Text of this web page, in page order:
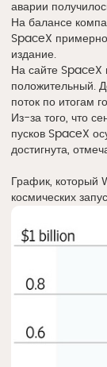
аварии
На балансе
SpaceX примерно
издание.
На сайте SpaceX
положительный.
поток по итогам
Из-за того, что
пусков SpaceX
достигнута,
График, который
космических